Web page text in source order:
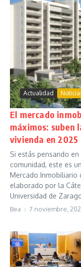
Actualidad
El mercado
máximos: suben
vivienda en 2025
Si estás pensando
comunidad, este es
Mercado Inmobiliario
elaborado por la
Universidad de
Bea 7 noviembre,